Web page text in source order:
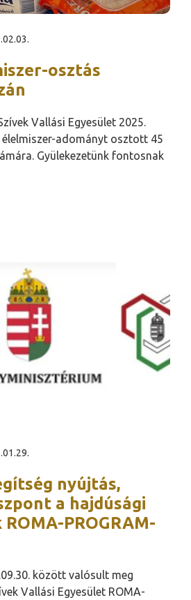
osztás
Vallási Egyesület 2025.
adományt osztott 45
Gyülekezetünk fontosnak
nyújtás,
a hajdúsági
PROGRAM-
között valósult meg
Vallási Egyesület ROMA-